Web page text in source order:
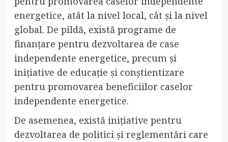
energetice, atât la nivel local, cât și la nivel
global. De pildă, există programe de
finanțare pentru dezvoltarea de case
independente energetice, precum și
inițiative de educație și conștientizare
pentru promovarea beneficiilor caselor
independente energetice.
De asemenea, există inițiative pentru
dezvoltarea de politici și reglementări care